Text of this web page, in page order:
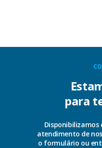
para
Disponibilizamos
atendimento de
o formulário ou